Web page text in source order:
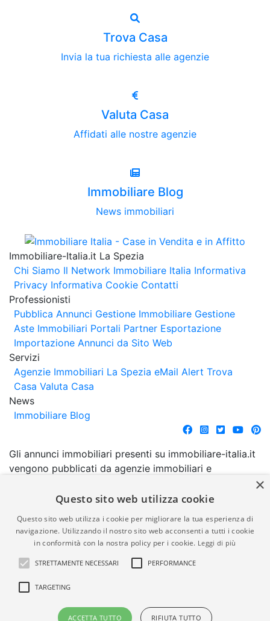
Trova Casa
Invia la tua richiesta alle agenzie
Valuta Casa
Affidati alle nostre agenzie
Immobiliare Blog
News immobiliari
Immobiliare-Italia.it La Spezia
Chi Siamo Il Network Immobiliare Italia Informativa
Privacy Informativa Cookie Contatti
Professionisti
Pubblica Annunci Gestione Immobiliare Gestione
Aste Immobiliari Portali Partner Esportazione
Importazione Annunci da Sito Web
Servizi
Agenzie Immobiliari La Spezia eMail Alert Trova
Casa Valuta Casa
News
Immobiliare Blog
Gli annunci immobiliari presenti su immobiliare-italia.it
vengono pubblicati da agenzie immobiliari e
comporta l'approvazione o l'avallo da parte di
garanzia da parte di quest'ultima. immobiliare-italia.it
quindi non è responsabile della veridicità, della
correttezza, della completezza, della normativa in
materia di privacy e/o di alcun altro aspetto dei
suddetti annunci.
© Copyright 2007 - 2026
Powered by
×
Questo sito web utilizza cookie
Questo sito web utilizza i cookie per migliorare la tua esperienza di
navigazione. Utilizzando il nostro sito web acconsenti a tutti i cookie
in conformità con la nostra policy per i cookie. Leggi di più
STRETTAMENTE NECESSARI PERFORMANCE
TARGETING
ACCETTA TUTTO RIFIUTA TUTTO